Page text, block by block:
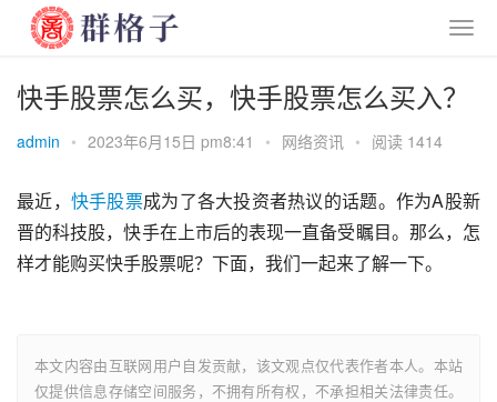
快手股票怎么买，快手股票怎么买入？
admin • 2023年6月15日 pm8:41 • 网络资讯 • 阅读 1414
最近， 快手股票成为了各大投资者热议的话题。作为A股新
晋的科技股，快手在上市后的表现一直备受瞩目。那么，怎
样才能购买快手股票呢？下面，我们一起来了解一下。
本文内容由互联网用户自发贡献，该文观点仅代表作者本人。本站
仅提供信息存储空间服务，不拥有所有权，不承担相关法律责任。